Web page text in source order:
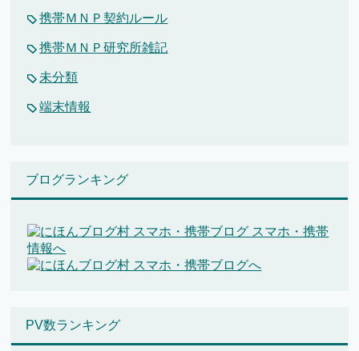
携帯ＭＮＰ契約ルール
携帯ＭＮＰ研究所雑記
未分類
端末情報
ブログランキング
PV数ランキング